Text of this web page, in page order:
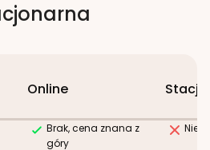
Online
Brak, cena znana z
góry